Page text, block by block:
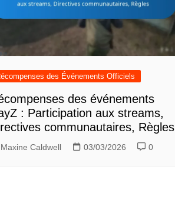
des Événements Officiels
des événements
: Participation aux streams,
communautaires, Règles
Maxine Caldwell 03/03/2026 0